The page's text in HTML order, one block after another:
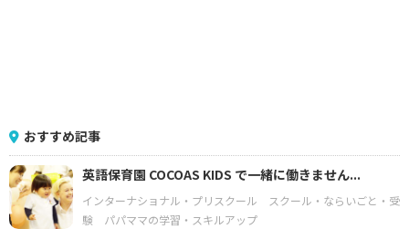
おすすめ記事
英語保育園 COCOAS KIDS で一緒に働きません...
インターナショナル・プリスクール
スクール・ならいごと・受
験
パパママの学習・スキルアップ